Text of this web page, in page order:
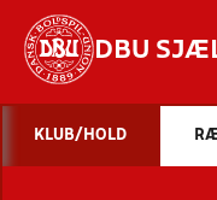
DBU
KLUB/HOLD